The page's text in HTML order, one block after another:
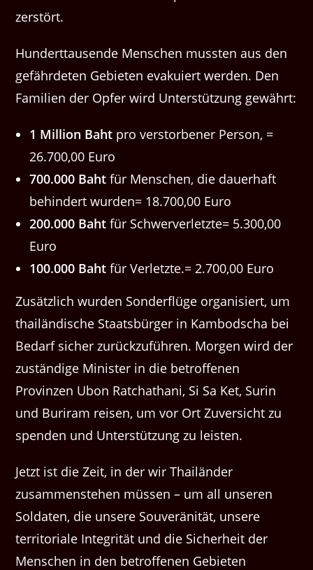
zerstört.
Hunderttausende Menschen mussten aus den
gefährdeten Gebieten evakuiert werden. Den
Familien der Opfer wird Unterstützung gewährt:
1 Million Baht pro verstorbener Person, =
26.700,00 Euro
700.000 Baht für Menschen, die dauerhaft
behindert wurden= 18.700,00 Euro
200.000 Baht für Schwerverletzte= 5.300,00
Euro
100.000 Baht für Verletzte.= 2.700,00 Euro
Zusätzlich wurden Sonderflüge organisiert, um
thailändische Staatsbürger in Kambodscha bei
Bedarf sicher zurückzuführen. Morgen wird der
zuständige Minister in die betroffenen
Provinzen Ubon Ratchathani, Si Sa Ket, Surin
und Buriram reisen, um vor Ort Zuversicht zu
spenden und Unterstützung zu leisten.
Jetzt ist die Zeit, in der wir Thailänder
zusammenstehen müssen – um all unseren
Soldaten, die unsere Souveränität, unsere
territoriale Integrität und die Sicherheit der
Menschen in den betroffenen Gebieten